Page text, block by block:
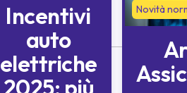
Novità normative
Incentivi
auto
elettriche
2025: più
Novità